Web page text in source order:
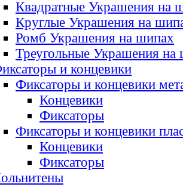
Квадратные Украшения на
Круглые Украшения на
Ромб Украшения на шипах
Треугольные Украшения на
и концевики
Фиксаторы и концевики
Концевики
Фиксаторы
Фиксаторы и концевики
Концевики
Фиксаторы